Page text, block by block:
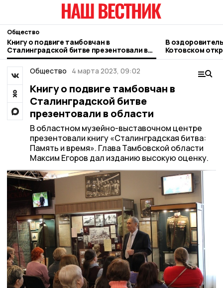
Общество
Книгу о подвиге тамбовчан в
Сталинградской битве презентовали в
области
В
Котовском
Общество 4 марта 2023, 09:02
Книгу о подвиге тамбовчан в
Сталинградской битве
презентовали в области
В областном музейно-выставочном центре
презентовали книгу «Сталинградская битва:
Память и время». Глава Тамбовской области
Максим Егоров дал изданию высокую оценку.